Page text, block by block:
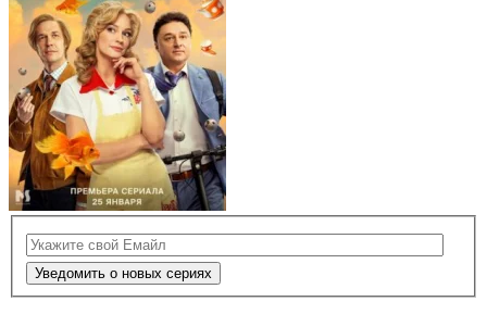
Уведомить о новых сериях